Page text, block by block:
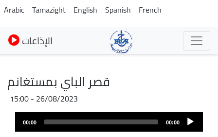
Pasar
al
contenido
principal
Arabic Tamazight English Spanish French
الإذاعات
قصر الباي بمستغانم
26/08/2023 - 15:00
00:00
00:00